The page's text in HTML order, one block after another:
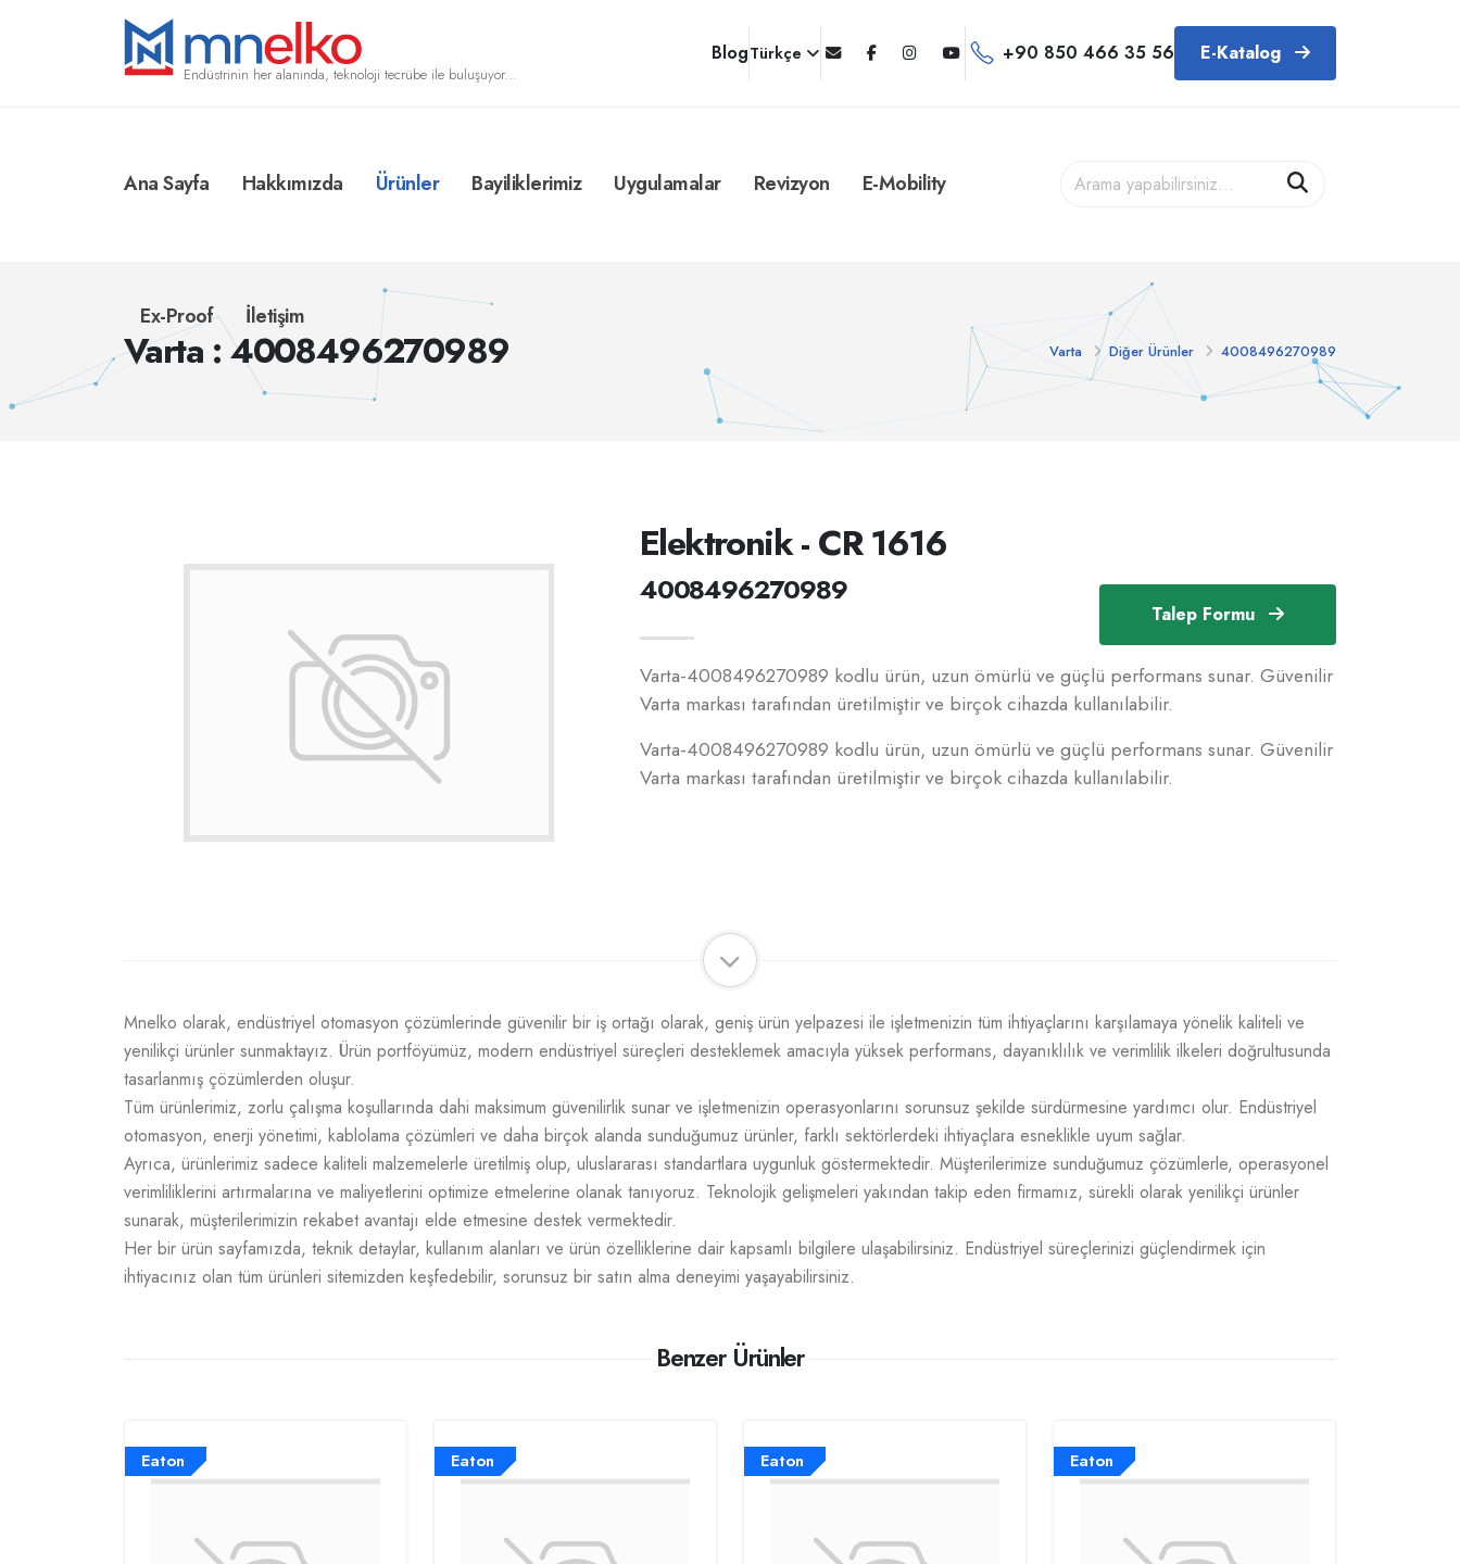
Endüstrinin her alanında, teknoloji tecrübe ile buluşuyor...
BlogTürkçe +90 850 466 35 56 E-Katalog
Ana Sayfa Hakkımızda Ürünler Bayiliklerimiz Uygulamalar Revizyon E-Mobility
Ex-Proof İletişim
Varta : 4008496270989 Varta Diğer Ürünler 4008496270989
Talep Formu
Elektronik - CR 1616
4008496270989
Varta-4008496270989 kodlu ürün, uzun ömürlü ve güçlü performans sunar. Güvenilir
Varta markası tarafından üretilmiştir ve birçok cihazda kullanılabilir.
Varta-4008496270989 kodlu ürün, uzun ömürlü ve güçlü performans sunar. Güvenilir
Varta markası tarafından üretilmiştir ve birçok cihazda kullanılabilir.
Mnelko olarak, endüstriyel otomasyon çözümlerinde güvenilir bir iş ortağı olarak, geniş ürün yelpazesi ile işletmenizin tüm ihtiyaçlarını karşılamaya yönelik kaliteli ve
yenilikçi ürünler sunmaktayız. Ürün portföyümüz, modern endüstriyel süreçleri desteklemek amacıyla yüksek performans, dayanıklılık ve verimlilik ilkeleri doğrultusunda
tasarlanmış çözümlerden oluşur.
Tüm ürünlerimiz, zorlu çalışma koşullarında dahi maksimum güvenilirlik sunar ve işletmenizin operasyonlarını sorunsuz şekilde sürdürmesine yardımcı olur. Endüstriyel
otomasyon, enerji yönetimi, kablolama çözümleri ve daha birçok alanda sunduğumuz ürünler, farklı sektörlerdeki ihtiyaçlara esneklikle uyum sağlar.
Ayrıca, ürünlerimiz sadece kaliteli malzemelerle üretilmiş olup, uluslararası standartlara uygunluk göstermektedir. Müşterilerimize sunduğumuz çözümlerle, operasyonel
verimliliklerini artırmalarına ve maliyetlerini optimize etmelerine olanak tanıyoruz. Teknolojik gelişmeleri yakından takip eden firmamız, sürekli olarak yenilikçi ürünler
sunarak, müşterilerimizin rekabet avantajı elde etmesine destek vermektedir.
Her bir ürün sayfamızda, teknik detaylar, kullanım alanları ve ürün özelliklerine dair kapsamlı bilgilere ulaşabilirsiniz. Endüstriyel süreçlerinizi güçlendirmek için
ihtiyacınız olan tüm ürünleri sitemizden keşfedebilir, sorunsuz bir satın alma deneyimi yaşayabilirsiniz.
Benzer Ürünler
Eaton Eaton Eaton Eaton